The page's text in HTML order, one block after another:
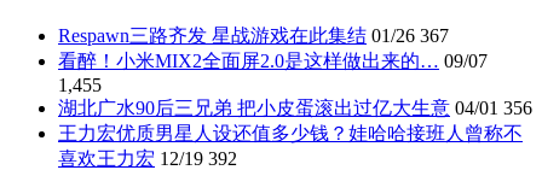
Respawn三路齐发 星战游戏在此集结 01/26 367
看醉！小米MIX2全面屏2.0是这样做出来的… 09/07
1,455
湖北广水90后三兄弟 把小皮蛋滚出过亿大生意 04/01 356
王力宏优质男星人设还值多少钱？娃哈哈接班人曾称不
喜欢王力宏 12/19 392